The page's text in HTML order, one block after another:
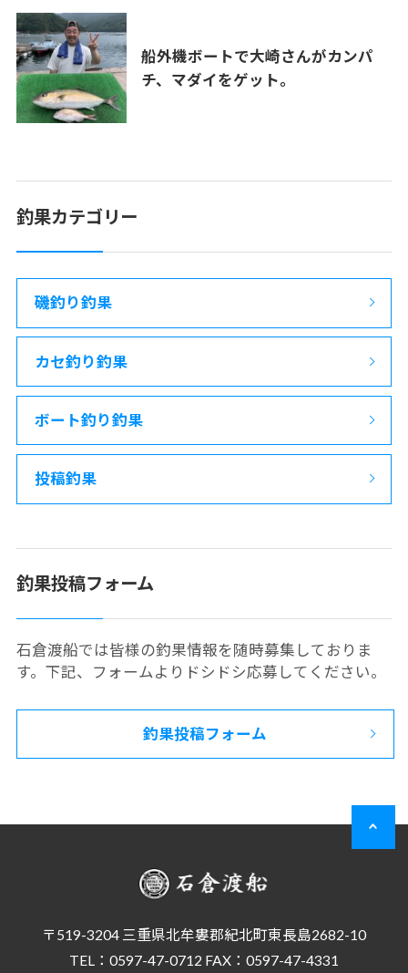
船外機ボートで大崎さんがカンパ
チ、マダイをゲット。
釣果カテゴリー
磯釣り釣果
カセ釣り釣果
ボート釣り釣果
投稿釣果
釣果投稿フォーム
石倉渡船では皆様の釣果情報を随時募集しておりま
す。下記、フォームよりドシドシ応募してください。
釣果投稿フォーム
〒519-3204 三重県北牟婁郡紀北町東長島2682-10
TEL：0597-47-0712 FAX：0597-47-4331